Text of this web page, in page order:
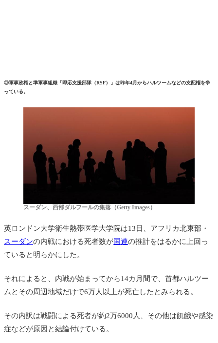
◎軍事政権と準軍事組織「即応支援部隊（RSF）」は昨年4月からハルツームなどの支配権を争
っている。
スーダン、西部ダルフールの集落（Getty Images）
英ロンドン大学衛生熱帯医学大学院は13日、 アフリカ北東部・
スーダンの内戦における死者数が国連の推計をはるかに上回っ
ていると明らかにした。
それによると、内戦が始まってから14カ月間で、首都ハルツー
ムとその周辺地域だけで6万人以上が死亡したとみられる。
その内訳は戦闘による死者が約2万6000人、その他は飢餓や感染
症などが原因と結論付けている。